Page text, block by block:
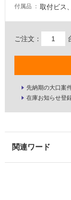
付属品 取付ビス
ご注文：
先納期の大口案
在庫お知らせ登
屋
浴
室
使
用
使
用
能